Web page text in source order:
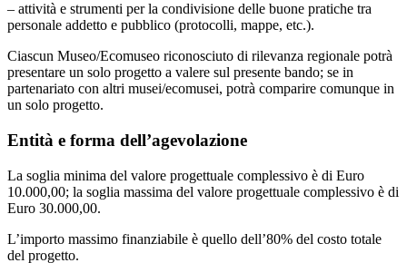
– attività e strumenti per la condivisione delle buone pratiche tra
personale addetto e pubblico (protocolli, mappe, etc.).
Ciascun Museo/Ecomuseo riconosciuto di rilevanza regionale potrà
presentare un solo progetto a valere sul presente bando; se in
partenariato con altri musei/ecomusei, potrà comparire comunque in
un solo progetto.
Entità e forma dell’agevolazione
La soglia minima del valore progettuale complessivo è di Euro
10.000,00; la soglia massima del valore progettuale complessivo è di
Euro 30.000,00.
L’importo massimo finanziabile è quello dell’80% del costo totale
del progetto.